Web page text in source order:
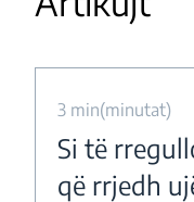
3 min(minutat)
Si të
që rrjedh